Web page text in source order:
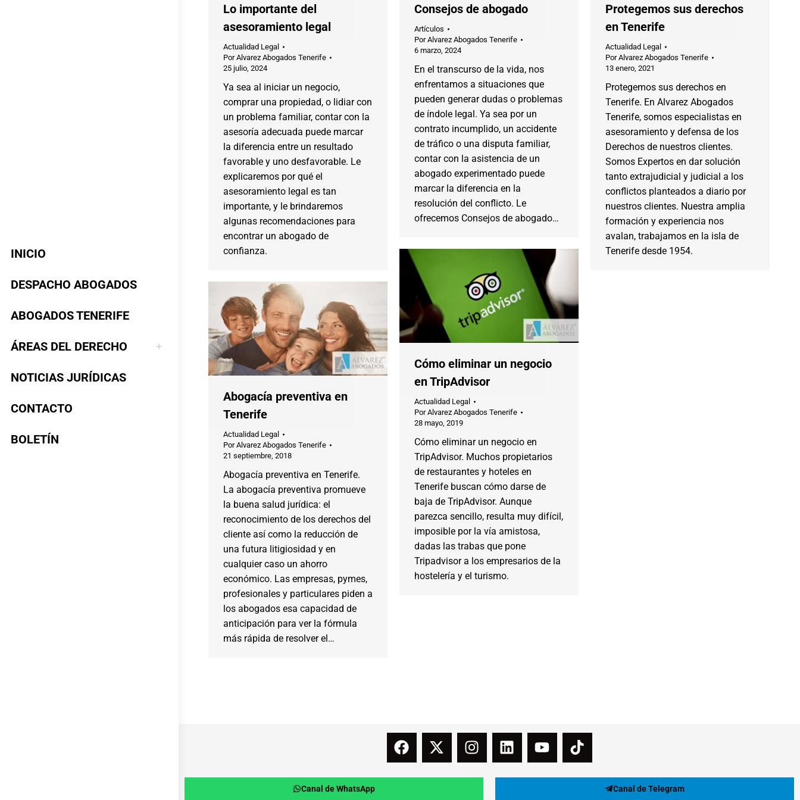
INICIO
DESPACHO ABOGADOS
ABOGADOS TENERIFE
ÁREAS DEL DERECHO
NOTICIAS JURÍDICAS
CONTACTO
BOLETÍN
Lo importante del
asesoramiento legal
Actualidad Legal
PorAlvarez Abogados Tenerife
25 julio, 2024
Ya sea al iniciar un negocio,
comprar una propiedad, o lidiar con
un problema familiar, contar con la
asesoría adecuada puede marcar
la diferencia entre un resultado
favorable y uno desfavorable. Le
explicaremos por qué el
asesoramiento legal es tan
importante, y le brindaremos
algunas recomendaciones para
encontrar un abogado de
confianza.
Consejos de abogado
Artículos
PorAlvarez Abogados Tenerife
6 marzo, 2024
En el transcurso de la vida, nos
enfrentamos a situaciones que
pueden generar dudas o problemas
de índole legal. Ya sea por un
contrato incumplido, un accidente
de tráfico o una disputa familiar,
contar con la asistencia de un
abogado experimentado puede
marcar la diferencia en la
resolución del conflicto. Le
ofrecemos Consejos de abogado…
Protegemos sus derechos
en Tenerife
Actualidad Legal
PorAlvarez Abogados Tenerife
13 enero, 2021
Protegemos sus derechos en
Tenerife. En Alvarez Abogados
Tenerife, somos especialistas en
asesoramiento y defensa de los
Derechos de nuestros clientes.
Somos Expertos en dar solución
tanto extrajudicial y judicial a los
conflictos planteados a diario por
nuestros clientes. Nuestra amplia
formación y experiencia nos
avalan, trabajamos en la isla de
Tenerife desde 1954.
Cómo eliminar un negocio
en TripAdvisor
Actualidad Legal
PorAlvarez Abogados Tenerife
28 mayo, 2019
Cómo eliminar un negocio en
TripAdvisor. Muchos propietarios
de restaurantes y hoteles en
Tenerife buscan cómo darse de
baja de TripAdvisor. Aunque
parezca sencillo, resulta muy difícil,
imposible por la vía amistosa,
dadas las trabas que pone
Tripadvisor a los empresarios de la
hostelería y el turismo.
Abogacía preventiva en
Tenerife
Actualidad Legal
PorAlvarez Abogados Tenerife
21 septiembre, 2018
Abogacía preventiva en Tenerife.
La abogacía preventiva promueve
la buena salud jurídica: el
reconocimiento de los derechos del
cliente así como la reducción de
una futura litigiosidad y en
cualquier caso un ahorro
económico. Las empresas, pymes,
profesionales y particulares piden a
los abogados esa capacidad de
anticipación para ver la fórmula
más rápida de resolver el…
Canal de WhatsApp Canal de Telegram